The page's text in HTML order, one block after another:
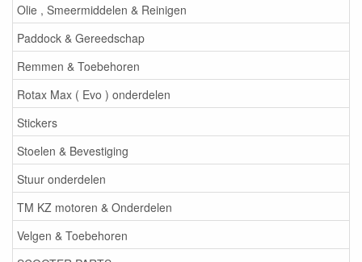
Olie , Smeermiddelen & Reinigen
Paddock & Gereedschap
Remmen & Toebehoren
Rotax Max ( Evo ) onderdelen
Stickers
Stoelen & Bevestiging
Stuur onderdelen
TM KZ motoren & Onderdelen
Velgen & Toebehoren